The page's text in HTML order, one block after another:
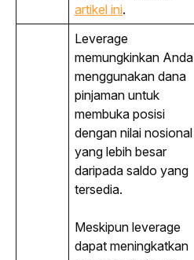
artikel ini.
Leverage
memungkinkan Anda
menggunakan dana
pinjaman untuk
membuka posisi
dengan nilai nosional
yang lebih besar
daripada saldo yang
tersedia.
Meskipun leverage
dapat meningkatkan